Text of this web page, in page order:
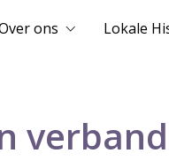
ons Lokale